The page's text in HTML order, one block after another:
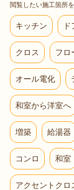
閲覧したい施工箇所
キッチン ド
クロス フロ
オール電化
和室から洋室へ
増築 給湯器
コンロ 和室
アクセントクロ